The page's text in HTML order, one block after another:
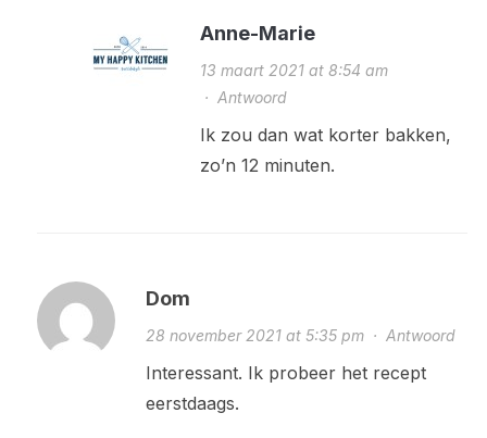
Anne-Marie
13 maart 2021 at 8:54 am
· Antwoord
Ik zou dan wat korter bakken,
zo’n 12 minuten.
Dom
28 november 2021 at 5:35 pm· Antwoord
Interessant. Ik probeer het recept
eerstdaags.